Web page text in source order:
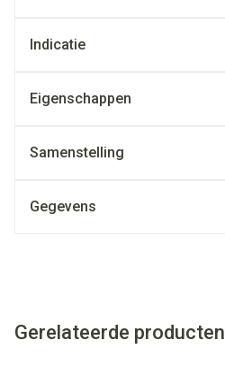
Indicatie
Eigenschappen
Samenstelling
Gegevens
Gerelateerde producten